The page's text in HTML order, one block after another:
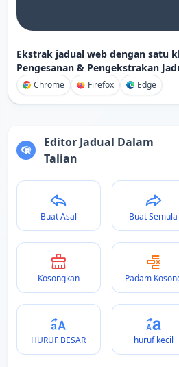
Ekstrak jadual web dengan satu
Pengesanan & Pengekstrakan
Chrome Firefox Edge
Editor Jadual Dalam
Talian
Buat Asal Buat Semula
Kosongkan Padam
HURUF BESAR huruf kecil